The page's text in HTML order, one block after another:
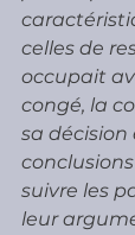
celles de
occupait
congé, la
sa
suivre les
leur